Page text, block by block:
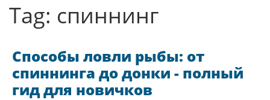
Tag: спиннинг
Способы ловли рыбы: от
спиннинга до донки - полный
гид для новичков